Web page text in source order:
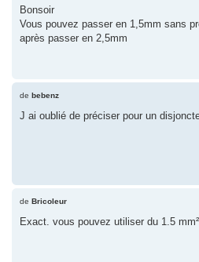
Bonsoir
Vous pouvez passer en 1,5mm sans
après passer en 2,5mm
de bebenz
J ai oublié de préciser pour un
de Bricoleur
Exact. vous pouvez utiliser du 1.5